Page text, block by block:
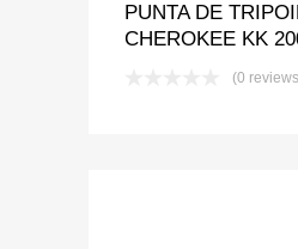
PUNTA DE
CHEROKEE KK
(0